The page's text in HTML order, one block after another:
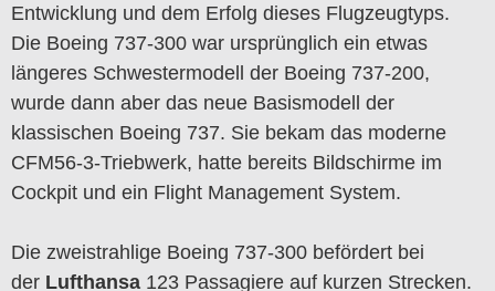
Entwicklung und dem Erfolg dieses Flugzeugtyps.
Die Boeing 737-300 war ursprünglich ein etwas
längeres Schwestermodell der Boeing 737-200,
wurde dann aber das neue Basismodell der
klassischen Boeing 737. Sie bekam das moderne
CFM56-3-Triebwerk, hatte bereits Bildschirme im
Cockpit und ein Flight Management System.
Die zweistrahlige Boeing 737-300 befördert bei
der Lufthansa 123 Passagiere auf kurzen Strecken.